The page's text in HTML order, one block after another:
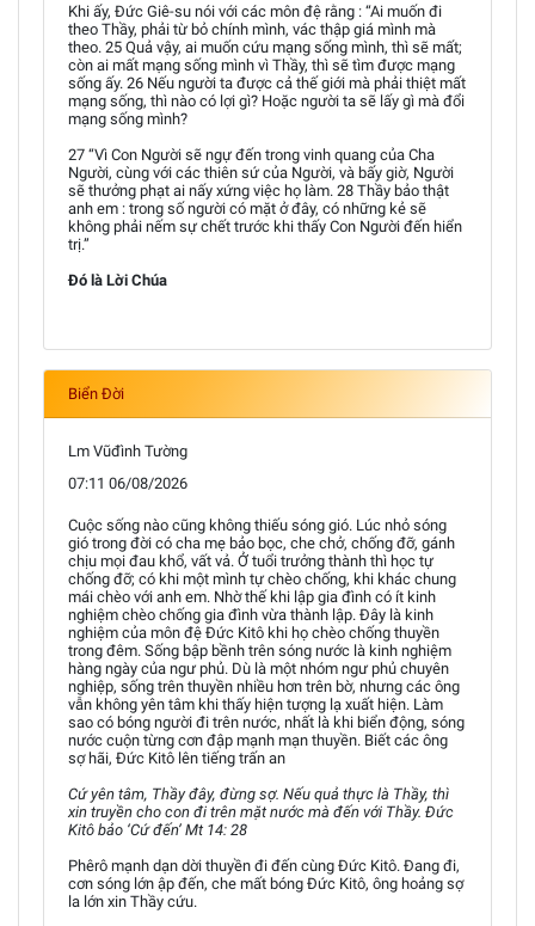
Khi ấy, Đức Giê-su nói với các môn đệ rằng : “Ai muốn đi
theo Thầy, phải từ bỏ chính mình, vác thập giá mình mà
theo. 25 Quả vậy, ai muốn cứu mạng sống mình, thì sẽ mất;
còn ai mất mạng sống mình vì Thầy, thì sẽ tìm được mạng
sống ấy. 26 Nếu người ta được cả thế giới mà phải thiệt mất
mạng sống, thì nào có lợi gì? Hoặc người ta sẽ lấy gì mà đổi
mạng sống mình?
27 “Vì Con Người sẽ ngự đến trong vinh quang của Cha
Người, cùng với các thiên sứ của Người, và bấy giờ, Người
sẽ thưởng phạt ai nấy xứng việc họ làm. 28 Thầy bảo thật
anh em : trong số người có mặt ở đây, có những kẻ sẽ
không phải nếm sự chết trước khi thấy Con Người đến hiển
trị.”
Đó là Lời Chúa
Biển Đời
Lm Vũđình Tường
07:11 06/08/2026
Cuộc sống nào cũng không thiếu sóng gió. Lúc nhỏ sóng
gió trong đời có cha mẹ bảo bọc, che chở, chống đỡ, gánh
chịu mọi đau khổ, vất vả. Ở tuổi trưởng thành thì học tự
chống đỡ; có khi một mình tự chèo chống, khi khác chung
mái chèo với anh em. Nhờ thế khi lập gia đình có ít kinh
nghiệm chèo chống gia đình vừa thành lập. Đây là kinh
nghiệm của môn đệ Đức Kitô khi họ chèo chống thuyền
trong đêm. Sống bập bềnh trên sóng nước là kinh nghiệm
hàng ngày của ngư phủ. Dù là một nhóm ngư phủ chuyên
nghiệp, sống trên thuyền nhiều hơn trên bờ, nhưng các ông
vẫn không yên tâm khi thấy hiện tượng lạ xuất hiện. Làm
sao có bóng người đi trên nước, nhất là khi biển động, sóng
nước cuộn từng cơn đập mạnh mạn thuyền. Biết các ông
sợ hãi, Đức Kitô lên tiếng trấn an
Cứ yên tâm, Thầy đây, đừng sợ. Nếu quả thực là Thầy, thì
xin truyền cho con đi trên mặt nước mà đến với Thầy. Đức
Kitô bảo ‘Cứ đến’ Mt 14: 28
Phêrô mạnh dạn dời thuyền đi đến cùng Đức Kitô. Đang đi,
cơn sóng lớn ập đến, che mất bóng Đức Kitô, ông hoảng sợ
la lớn xin Thầy cứu.